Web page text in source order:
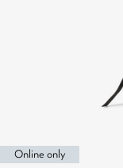
Online only